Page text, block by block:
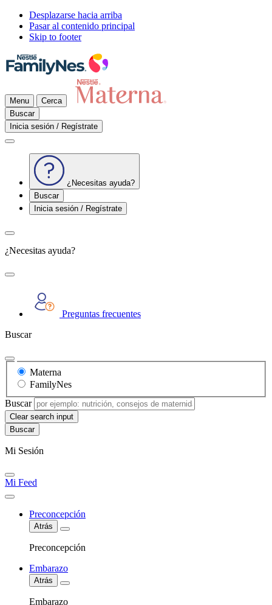
Desplazarse hacia arriba
Pasar al contenido principal
Skip to footer
Menu
Cerca
Buscar
Inicia sesión / Regístrate
¿Necesitas ayuda?
Buscar
Inicia sesión / Regístrate
¿Necesitas ayuda?
Preguntas frecuentes
Buscar
Materna
FamilyNes
Buscar
Clear search input
Mi Sesión
Mi Feed
Preconcepción
Atrás
Preconcepción
Embarazo
Atrás
Embarazo